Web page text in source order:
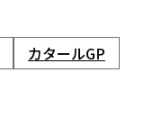
カタールGP